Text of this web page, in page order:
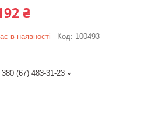
₴
в наявності Код: 100493
(67) 483-31-23